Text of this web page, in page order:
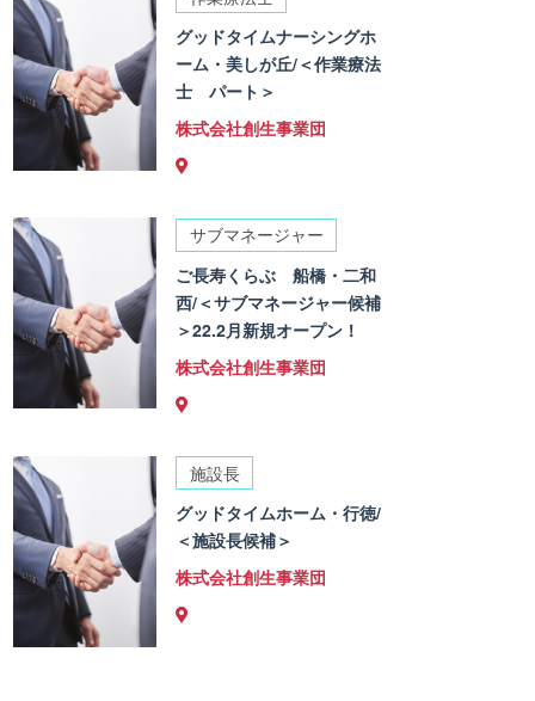
グッドタイムナーシングホ
ーム・美しが丘/＜作業療法
士 パート＞
株式会社創生事業団
サブマネージャー
ご長寿くらぶ 船橋・二和
西/＜サブマネージャー候補
＞22.2月新規オープン！
株式会社創生事業団
施設長
グッドタイムホーム・行徳/
＜施設長候補＞
株式会社創生事業団